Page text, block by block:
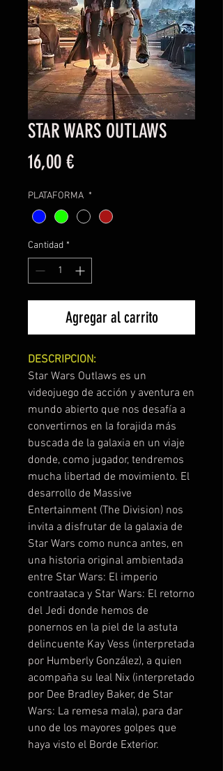
STAR WARS OUTLAWS
16,00 €Precio
PLATAFORMA *
Cantidad *
Agregar al carrito
DESCRIPCION:
Star Wars Outlaws es un
videojuego de acción y aventura en
mundo abierto que nos desafía a
convertirnos en la forajida más
buscada de la galaxia en un viaje
donde, como jugador, tendremos
mucha libertad de movimiento. El
desarrollo de Massive
Entertainment (The Division) nos
invita a disfrutar de la galaxia de
Star Wars como nunca antes, en
una historia original ambientada
entre Star Wars: El imperio
contraataca y Star Wars: El retorno
del Jedi donde hemos de
ponernos en la piel de la astuta
delincuente Kay Vess (interpretada
por Humberly González), a quien
acompaña su leal Nix (interpretado
por Dee Bradley Baker, de Star
Wars: La remesa mala), para dar
uno de los mayores golpes que
haya visto el Borde Exterior.